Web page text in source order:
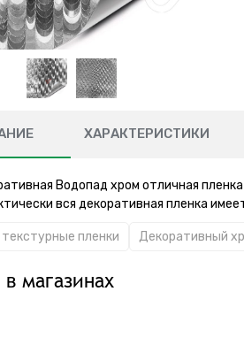
ХАРАКТЕРИСТИКИ
Водопад хром отличная
вся декоративная пленка
пленки Декоративный
магазинах